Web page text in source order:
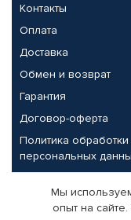
Контакты
Оплата
Доставка
Обмен и возврат
Гарантия
Договор-оферта
Политика обработки
персональных
Партнерам
Мы
опыт на